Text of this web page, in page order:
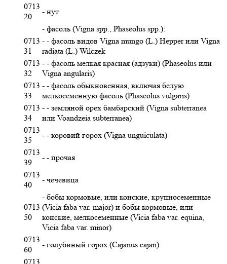
0713
20
- нут
- фасоль (Vigna spp., Phaseolus spp.):
0713
31
- - фасоль видов Vigna mungo (L.) Hepper или Vigna
radiata (L.) Wilczek
0713
32
- - фасоль мелкая красная (адзуки) (Phaseolus или
Vigna angularis)
0713
33
- - фасоль обыкновенная, включая белую
мелкосеменную фасоль (Phaseolus vulgaris)
0713
34
- - земляной орех бамбарский (Vigna subterranea
или Voandzeia subterranea)
0713
35
- - коровий горох (Vigna unguiculata)
0713
39
- - прочая
0713
40
- чечевица
0713
50
- бобы кормовые, или конские, крупносеменные
(Vicia faba var. major) и бобы кормовые, или
конские, мелкосеменные (Vicia faba var. equina,
Vicia faba var. minor)
0713
60
- голубиный горох (Cajanus cajan)
0713